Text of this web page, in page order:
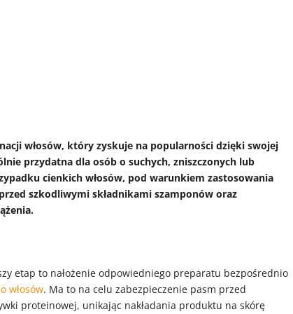
włosów, który zyskuje na popularności dzięki swojej
przydatna dla osób o suchych, zniszczonych lub
cienkich włosów, pod warunkiem zastosowania
szkodliwymi składnikami szamponów oraz
etap to nałożenie odpowiedniego preparatu bezpośrednio
włosów. Ma to na celu zabezpieczenie pasm przed
proteinowej, unikając nakładania produktu na skórę